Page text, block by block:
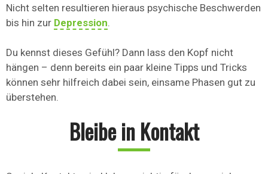
Nicht selten resultieren hieraus psychische Beschwerden
bis hin zur Depression.
Du kennst dieses Gefühl? Dann lass den Kopf nicht
hängen – denn bereits ein paar kleine Tipps und Tricks
können sehr hilfreich dabei sein, einsame Phasen gut zu
überstehen.
Bleibe in Kontakt